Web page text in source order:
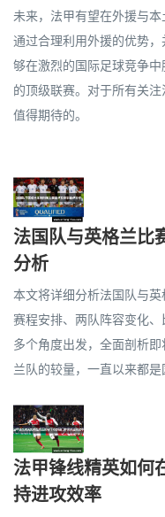
未来，法甲有望在外援与本
通过合理利用外援的优势
够在激烈的国际足球竞争
的顶级联赛。对于所有关
值得期待的。
法国队与英格兰比
分析
本文将详细分析法国队与
赛程安排、两队阵容变化
多个角度出发，全面剖析
兰队的较量，一直以来都是
法甲锋线精英如何
持进攻效率